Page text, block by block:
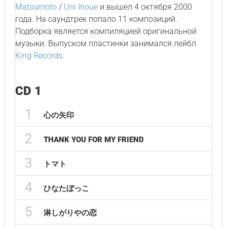
Matsumoto/ Uni Inoueи вышел 4 октября 2000
года. На саундтрек попало 11 композиций.
Подборка является компиляцией оригинальной
музыки. Выпуском пластинки занимался лейбл
King Records.
CD 1
1 心の矢印
2 THANK YOU FOR MY FRIEND
3 トマト
4 ひなたぼっこ
5 淋しがりやの恋